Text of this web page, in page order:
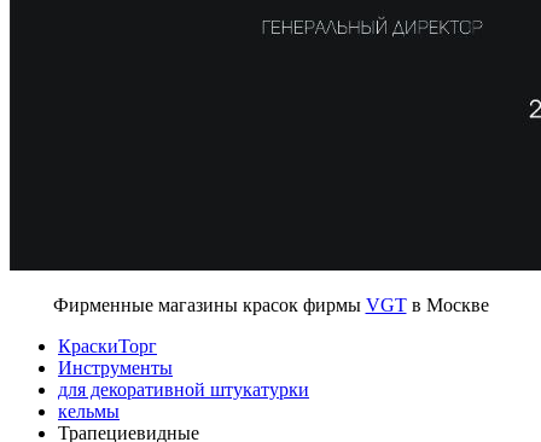
Фирменные магазины красок фирмы VGTв Москве
КраскиТорг
Инструменты
для декоративной штукатурки
кельмы
Трапециевидные